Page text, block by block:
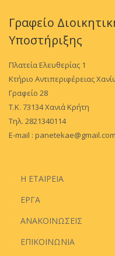
Γραφείο
Υποστήριξης
Πλατεία Ελευθερίας 1
Κτήριο Αντιπεριφέρειας
Γραφείο 28
Τ.Κ. 73134 Χανιά Κρήτη
Τηλ. 2821340114
E-mail : panetekae@gmail.com
Η ΕΤΑΙΡΕΙΑ
ΕΡΓΑ
ΑΝΑΚΟΙΝΩΣΕΙΣ
ΕΠΙΚΟΙΝΩΝΙΑ